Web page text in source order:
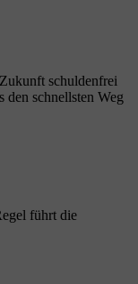
schuldenfrei
den schnellsten Weg
führt die